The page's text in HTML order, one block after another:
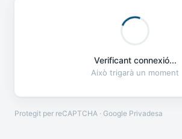
Verificant connexió...
Això trigarà un moment
Protegit per reCAPTCHA · Google Privadesa